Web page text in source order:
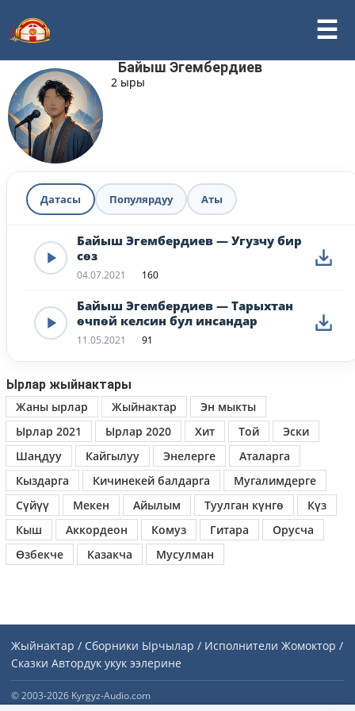
Байыш Эгембердиев
2 ыры
Датасы Популярдуу Аты
Байыш Эгембердиев — Угузчу бир
сөз
04.07.2021 160
Байыш Эгембердиев — Тарыхтан
өчпөй келсин бул инсандар
11.05.2021 91
Ырлар жыйнактары
Жаны ырлар
Жыйнактар
Эн мыкты
Ырлар 2021
Ырлар 2020 Хит Той
Эски
Шаңдуу
Кайгылуу Энелерге
Аталарга
Кыздарга
Кичинекей балдарга
Мугалимдерге
Сүйүү
Мекен Айылым Туулган күнгө
Күз
Кыш
Аккордеон Комуз Гитара
Орусча
Өзбекче
Казакча Мусулман
Жыйнактар / Сборники Ырчылар / Исполнители Жомоктор /
Сказки Автордук укук ээлерине
© 2003-2026 Kyrgyz-Audio.com